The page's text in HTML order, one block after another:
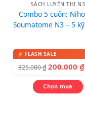
SÁCH LUYỆN THI N3
Combo 5 cuốn:
Soumatome N3 – 5
325.000₫ 200.000 ₫
Chọn mua